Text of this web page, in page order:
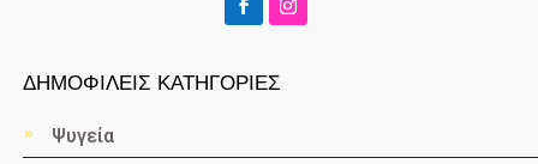
ΔΗΜΟΦΙΛΕΙΣ ΚΑΤΗΓΟΡΙΕΣ
Ψυγεία